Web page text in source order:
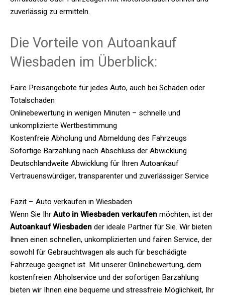
zuverlässig zu ermitteln.
Die Vorteile von Autoankauf
Wiesbaden im Überblick:
Faire Preisangebote für jedes Auto, auch bei Schäden oder
Totalschaden
Onlinebewertung in wenigen Minuten – schnelle und
unkomplizierte Wertbestimmung
Kostenfreie Abholung und Abmeldung des Fahrzeugs
Sofortige Barzahlung nach Abschluss der Abwicklung
Deutschlandweite Abwicklung für Ihren Autoankauf
Vertrauenswürdiger, transparenter und zuverlässiger Service
Fazit – Auto verkaufen in Wiesbaden
Wenn Sie IhrAuto in Wiesbaden verkaufenmöchten, ist der
Autoankauf Wiesbadender ideale Partner für Sie. Wir bieten
Ihnen einen schnellen, unkomplizierten und fairen Service, der
sowohl für Gebrauchtwagen als auch für beschädigte
Fahrzeuge geeignet ist. Mit unserer Onlinebewertung, dem
kostenfreien Abholservice und der sofortigen Barzahlung
bieten wir Ihnen eine bequeme und stressfreie Möglichkeit, Ihr